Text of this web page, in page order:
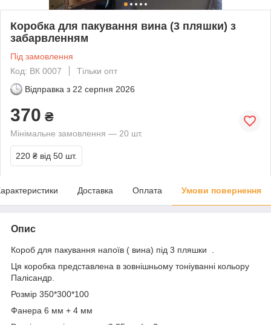
Коробка для пакування вина (3 пляшки) з
забарвленням
Під замовлення
Код: ВК 0007
Тільки опт
Відправка з 22 серпня 2026
370 ₴
Мінімальне замовлення — 20 шт.
220 ₴ від 50 шт.
Доставка Оплата Умови повернення
Опис
Короб для пакування напоїв ( вина) під 3 пляшки .
Ця коробка представлена в зовнішньому тоніуванні кольору
Палісандр.
Розмір 350*300*100
Фанера 6 мм + 4 мм